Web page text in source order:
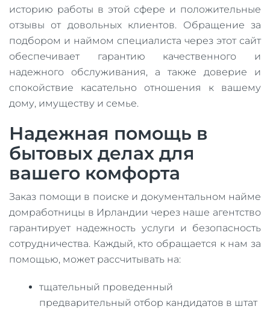
историю работы в этой сфере и положительные
отзывы от довольных клиентов. Обращение за
подбором и наймом специалиста через этот сайт
обеспечивает гарантию качественного и
надежного обслуживания, а также доверие и
спокойствие касательно отношения к вашему
дому, имуществу и семье.
Надежная помощь в
бытовых делах для
вашего комфорта
Заказ помощи в поиске и документальном найме
домработницы в Ирландии через наше агентство
гарантирует надежность услуги и безопасность
сотрудничества. Каждый, кто обращается к нам за
помощью, может рассчитывать на:
тщательный проведенный
предварительный отбор кандидатов в штат